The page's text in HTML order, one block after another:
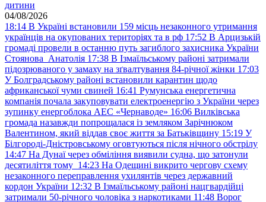
дитини
04/08/2026
18:14 В Україні встановили 159 місць незаконного утримання
українців на окупованих територіях та в рф 17:52 В Арцизькій
громаді провели в останню путь загиблого захисника України
Стоянова Анатолія 17:38 В Ізмаїльському районі затримали
підозрюваного у замаху на зґвалтування 84-річної жінки 17:03
У Болградському районі встановили карантин щодо
африканської чуми свиней 16:41 Румунська енергетична
компанія почала закуповувати електроенергію з України через
зупинку енергоблока АЕС «Чернаводе» 16:06 Вилківська
громада назавжди попрощалася із земляком Зарічнюком
Валентином, який віддав своє життя за Батьківщину 15:19 У
Білгороді-Дністровському оговтуються після нічного обстрілу
14:47 На Дунаї через обміління виявили судна, що затонули
десятиліття тому 14:23 На Одещині викрито чергову схему
незаконного переправлення ухилянтів через державний
кордон України 12:32 В Ізмаїльському районі нацгвардійці
затримали 50-річного чоловіка з наркотиками 11:48 Ворог